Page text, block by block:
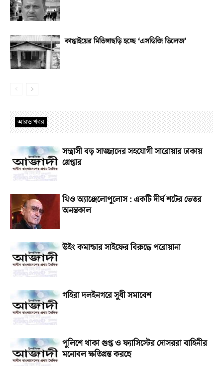
কাপ্তাইয়ের মিতিঙ্গাছড়ি হচ্ছে ‘এসডিজি ভিলেজ’
আরও খবর
সন্ত্রাসী বড় সাজ্জাদের সহযোগী সারোয়ার ঢাকায়
গ্রেপ্তার
থিও অ্যাঞ্জেলোপুলোস : একটি দীর্ঘ শটের ভেতর
অনন্তকাল
উইং কমান্ডার সাইফের বিরুদ্ধে পরোয়ানা
গহিরা দলইনগরে সুধী সমাবেশ
পুলিশে থাকা গুপ্ত ও ফ্যাসিস্টের দোসররা বাহিনীর
মনোবল ক্ষতিগ্রস্ত করছে